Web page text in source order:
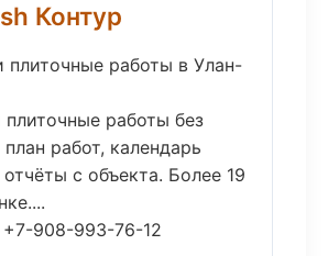
Контур
плиточные работы в Улан-
плиточные работы без
работ, календарь
отчёты с объекта. Более 19
+7-908-993-76-12